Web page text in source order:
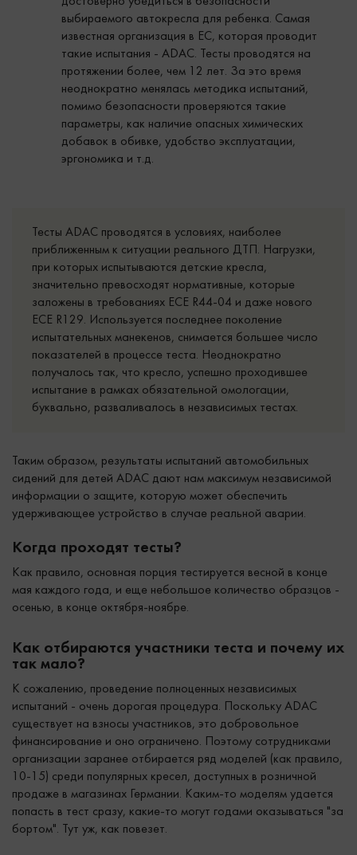
выбираемого автокресла для ребенка. Самая
известная организация в ЕС, которая проводит
такие испытания - ADAC. Тесты проводятся на
протяжении более, чем 12 лет. За это время
неоднократно менялась методика испытаний,
помимо безопасности проверяются такие
параметры, как наличие опасных химических
добавок в обивке, удобство эксплуатации,
эргономика и т.д.
Тесты ADAC проводятся в условиях, наиболее
приближенным к ситуации реального ДТП. Нагрузки,
при которых испытываются детские кресла,
значительно превосходят нормативные, которые
заложены в требованиях ECE R44-04 и даже нового
ECE R129. Используется последнее поколение
испытательных манекенов, снимается большее число
показателей в процессе теста. Неоднократно
получалось так, что кресло, успешно проходившее
испытание в рамках обязательной омологации,
буквально, разваливалось в независимых тестах.
Таким образом, результаты испытаний автомобильных
сидений для детей ADAC дают нам максимум независимой
информации о защите, которую может обеспечить
удерживающее устройство в случае реальной аварии.
Когда проходят тесты?
Как правило, основная порция тестируется весной в конце
мая каждого года, и еще небольшое количество образцов -
осенью, в конце октября-ноябре.
Как отбираются участники теста и почему их
так мало?
К сожалению, проведение полноценных независимых
испытаний - очень дорогая процедура. Поскольку ADAC
существует на взносы участников, это добровольное
финансирование и оно ограничено. Поэтому сотрудниками
организации заранее отбирается ряд моделей (как правило,
10-15) среди популярных кресел, доступных в розничной
продаже в магазинах Германии. Каким-то моделям удается
попасть в тест сразу, какие-то могут годами оказываться "за
бортом". Тут уж, как повезет.